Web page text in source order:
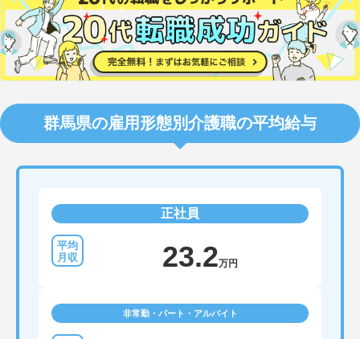
群馬県の雇用形態別介護職の平均給与
正社員
23.2万円
非常勤・パート・アルバイト